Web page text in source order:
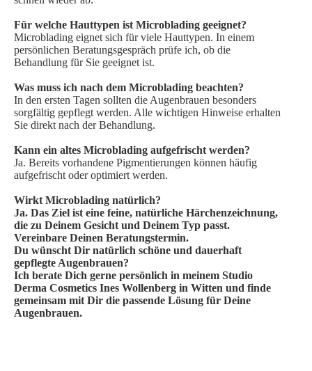
Für welche Hauttypen ist Microblading geeignet?
Microblading eignet sich für viele Hauttypen. In einem
persönlichen Beratungsgespräch prüfe ich, ob die
Behandlung für Sie geeignet ist.
Was muss ich nach dem Microblading beachten?
In den ersten Tagen sollten die Augenbrauen besonders
sorgfältig gepflegt werden. Alle wichtigen Hinweise erhalten
Sie direkt nach der Behandlung.
Kann ein altes Microblading aufgefrischt werden?
Ja. Bereits vorhandene Pigmentierungen können häufig
aufgefrischt oder optimiert werden.
Wirkt Microblading natürlich?
Ja. Das Ziel ist eine feine, natürliche Härchenzeichnung,
die zu Deinem Gesicht und Deinem Typ passt.
Vereinbare Deinen Beratungstermin.
Du wünscht Dir natürlich schöne und dauerhaft
gepflegte Augenbrauen?
Ich berate Dich gerne persönlich in meinem Studio
Derma Cosmetics Ines Wollenberg in Witten und finde
gemeinsam mit Dir die passende Lösung für Deine
Augenbrauen.